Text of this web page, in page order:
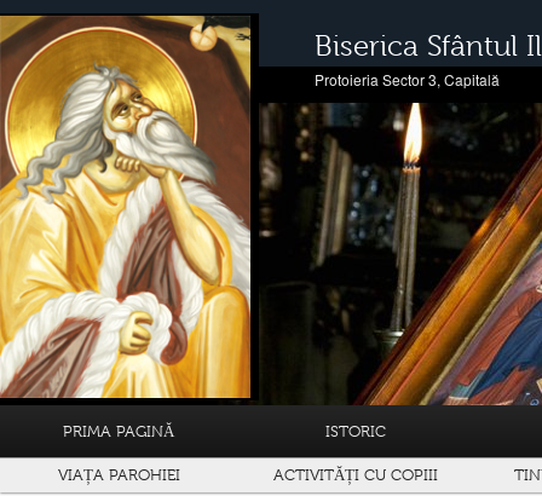
Biserica Sfântul
Protoieria Sector 3, Capitală
PRIMA PAGINĂ ISTORIC
VIAȚA PAROHIEI ACTIVITĂȚI CU COPIII